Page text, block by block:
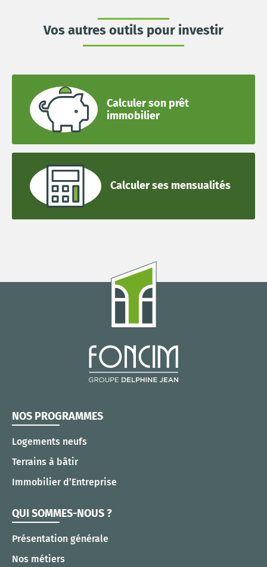
Vos autres outils pour investir
Calculer son prêt
immobilier
Calculer ses mensualités
NOS PROGRAMMES
Logements neufs
Terrains à bâtir
Immobilier d’Entreprise
QUI SOMMES-NOUS ?
Présentation générale
Nos métiers